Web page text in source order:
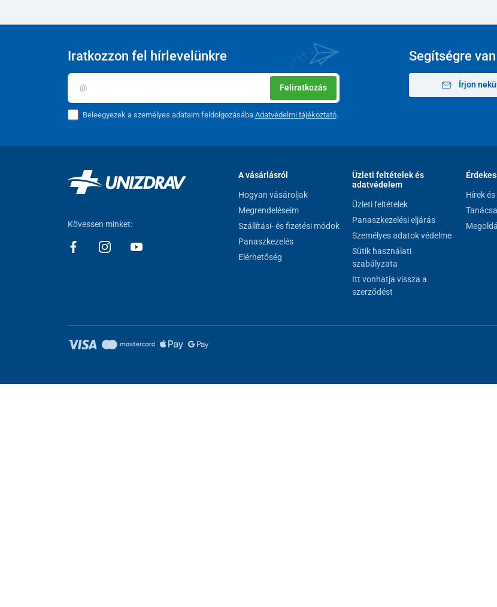
Segítségre
Írjon
Iratkozzon fel hírlevelünkre
Feliratkozás
Beleegyezek a személyes adataim feldolgozásába Adatvédelmi tájékoztató.
Kövessen minket:
A vásárlásról
Hogyan vásároljak
Megrendeléseim
Szállítási- és fizetési módok
Panaszkezelés
Elérhetőség
Üzleti feltételek és
adatvédelem
Üzleti feltételek
Panaszkezelési eljárás
Személyes adatok védelme
Sütik használati
szabályzata
Itt vonhatja vissza a
szerződést
Hírek